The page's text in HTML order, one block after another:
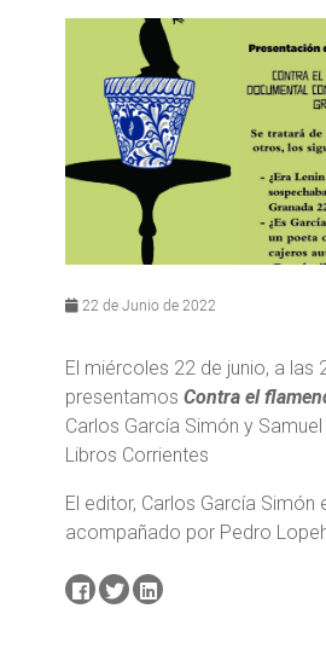
22 de Junio de 2022
El miércoles 22 de junio, a las
presentamos Contra el
Carlos García Simón y
Libros Corrientes
El editor, Carlos García Simón
acompañado por Pedro